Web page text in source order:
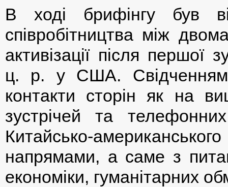
В ході брифінгу був
співробітництва між
активізації після першої
ц. р. у США. Свідченням
контакти сторін як на
зустрічей та
Китайсько-
напрямами, а саме з
економіки, гуманітарних